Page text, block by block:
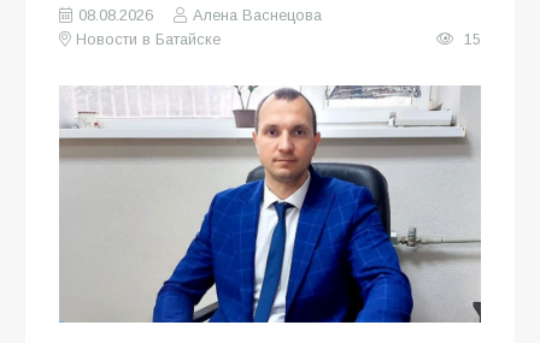
08.08.2026
Алена Васнецова
Новости в Батайске
15